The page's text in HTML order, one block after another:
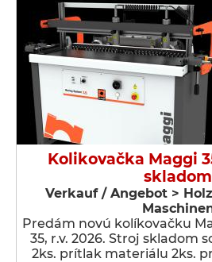
Kolikovačka Maggi
skladom
Verkauf / Angebot >
Predám novú kolíkovačku
35, r.v. 2026. Stroj skladom
2ks. prítlak materiálu 2ks.